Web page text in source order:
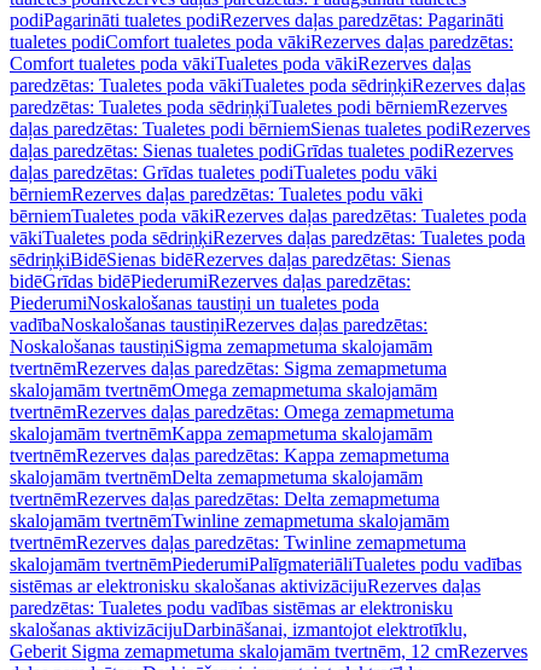
podiPagarināti tualetes podiRezerves daļas paredzētas: Pagarināti
tualetes podiComfort tualetes poda vākiRezerves daļas paredzētas:
Comfort tualetes poda vākiTualetes poda vākiRezerves daļas
paredzētas: Tualetes poda vākiTualetes poda sēdriņķiRezerves daļas
paredzētas: Tualetes poda sēdriņķiTualetes podi bērniemRezerves
daļas paredzētas: Tualetes podi bērniemSienas tualetes podiRezerves
daļas paredzētas: Sienas tualetes podiGrīdas tualetes podiRezerves
daļas paredzētas: Grīdas tualetes podiTualetes podu vāki
bērniemRezerves daļas paredzētas: Tualetes podu vāki
bērniemTualetes poda vākiRezerves daļas paredzētas: Tualetes poda
vākiTualetes poda sēdriņķiRezerves daļas paredzētas: Tualetes poda
sēdriņķiBidēSienas bidēRezerves daļas paredzētas: Sienas
bidēGrīdas bidēPiederumiRezerves daļas paredzētas:
PiederumiNoskalošanas taustiņi un tualetes poda
vadībaNoskalošanas taustiņiRezerves daļas paredzētas:
Noskalošanas taustiņiSigma zemapmetuma skalojamām
tvertnēmRezerves daļas paredzētas: Sigma zemapmetuma
skalojamām tvertnēmOmega zemapmetuma skalojamām
tvertnēmRezerves daļas paredzētas: Omega zemapmetuma
skalojamām tvertnēmKappa zemapmetuma skalojamām
tvertnēmRezerves daļas paredzētas: Kappa zemapmetuma
skalojamām tvertnēmDelta zemapmetuma skalojamām
tvertnēmRezerves daļas paredzētas: Delta zemapmetuma
skalojamām tvertnēmTwinline zemapmetuma skalojamām
tvertnēmRezerves daļas paredzētas: Twinline zemapmetuma
skalojamām tvertnēmPiederumiPalīgmateriāliTualetes podu vadības
sistēmas ar elektronisku skalošanas aktivizācijuRezerves daļas
paredzētas: Tualetes podu vadības sistēmas ar elektronisku
skalošanas aktivizācijuDarbināšanai, izmantojot elektrotīklu,
Geberit Sigma zemapmetuma skalojamām tvertnēm, 12 cmRezerves